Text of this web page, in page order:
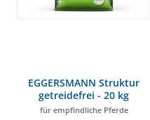
EGGERSMANN Struktur
getreidefrei - 20 kg
für empfindliche Pferde